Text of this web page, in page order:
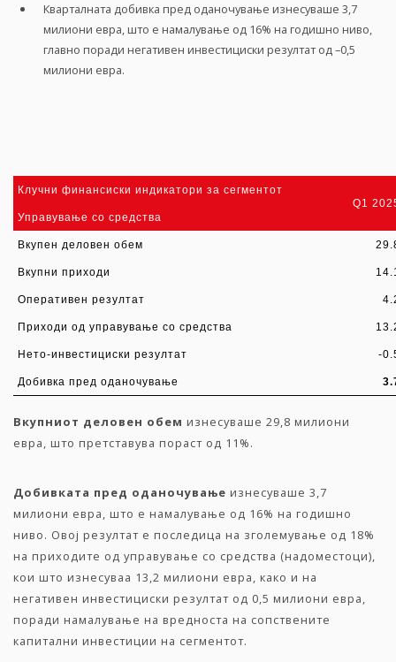
Кварталната добивка пред оданочување изнесуваше 3,7
милиони евра, што е намалување од 16% на годишно ниво,
главно поради негативен инвестициски резултат од –0,5
милиони евра.
Клучни финансиски индикатори за сегментот
Управување со средства
Q1
Вкупен деловен обем
Вкупни приходи
Оперативен резултат
Приходи од управување со средства
Нето-инвестициски резултат -
Добивка пред оданочување
Вкупниот деловен обем изнесуваше 29,8 милиони
евра, што претставува пораст од 11%.
Добивката пред оданочување изнесуваше 3,7
милиони евра, што е намалување од 16% на годишно
ниво. Овој резултат е последица на зголемување од 18%
на приходите од управување со средства (надоместоци),
кои што изнесуваа 13,2 милиони евра, како и на
негативен инвестициски резултат од 0,5 милиони евра,
поради намалување на вредноста на сопствените
капитални инвестиции на сегментот.